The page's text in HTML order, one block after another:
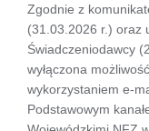
Zgodnie z
(31.03.2026 r.) oraz
Świadczeniodawcy
wyłączona
wykorzystaniem e-
Podstawowym